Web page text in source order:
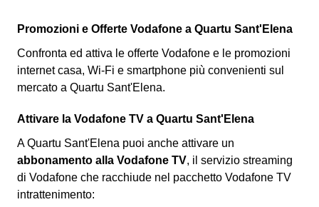
Promozioni e Offerte Vodafone a Quartu Sant'Elena
Confronta ed attiva le offerte Vodafone e le promozioni
internet casa, Wi-Fi e smartphone più convenienti sul
mercato a Quartu Sant'Elena.
Attivare la Vodafone TV a Quartu Sant'Elena
A Quartu Sant'Elena puoi anche attivare un
abbonamento alla Vodafone TV, il servizio streaming
di Vodafone che racchiude nel pacchetto Vodafone TV
intrattenimento: